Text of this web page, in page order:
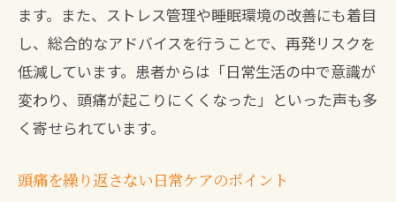
ます。また、ストレス管理や睡眠環境の改善にも着目
し、総合的なアドバイスを行うことで、再発リスクを
低減しています。患者からは「日常生活の中で意識が
変わり、頭痛が起こりにくくなった」といった声も多
く寄せられています。
頭痛を繰り返さない日常ケアのポイント